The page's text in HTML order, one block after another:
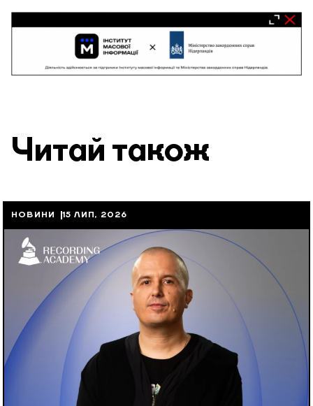
Читай також
НОВИНИ 15 ЛИП, 2026